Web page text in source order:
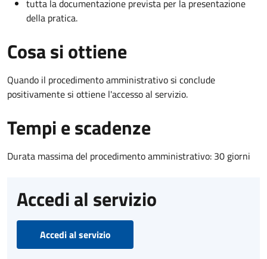
tutta la documentazione prevista per la presentazione
della pratica.
Cosa si ottiene
Quando il procedimento amministrativo si conclude
positivamente si ottiene l'accesso al servizio.
Tempi e scadenze
Durata massima del procedimento amministrativo: 30 giorni
Accedi al servizio
Accedi al servizio